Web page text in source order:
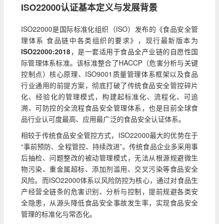
ISO22000认证基本定义与发展背景
ISO22000是国际标准化组织（ISO）发布的《食品安全管
理体系 食品链中各类组织的要求》，现行最新版本为
ISO22000:2018，是一套适用于食品全产业链的自愿性国
际管理体系标准。该标准整合了HACCP（危害分析与关键
控制点）核心原理、ISO9001质量管理体系框架以及食品
行业通用的前提方案，彻底打破了传统食品安全管控碎片
化、经验化的管理模式，构建起标准化、流程化、可追
溯、可防控的全流程食品安全管理体系，也是目前全球食
品行业认可度最高、应用最广泛的食品安全认证体系。
相较于传统食品安全管控方式，ISO22000最大的优势在于
“事前预防、全程管控、持续改进”。传统食品企业多采用事
后抽检、问题整改的被动管理模式，无法从根源规避微生
物污染、重金属超标、添加剂滥用、交叉污染等食品安全
风险。而ISO22000体系以风险防控为核心，通过对食品生
产经营全链条的危害识别、分析与控制，提前规避各类安
全隐患，从源头降低食品安全事故发生率，实现食品安全
管理的标准化与常态化。